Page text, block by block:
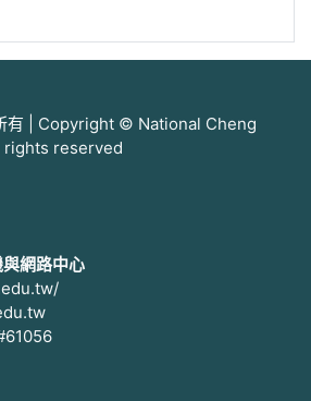
有 | Copyright © National Cheng
rights reserved
網路中心